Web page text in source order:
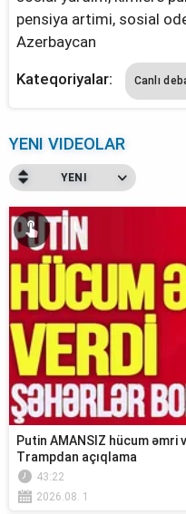
pensiya artimi, sosial
Azerbaycan
Kateqoriyalar: Canlı
YENI VIDEOLAR
YENI
Putin AMANSIZ hücum əmri
Trampdan açıqlama
43:22
2026.08. 1